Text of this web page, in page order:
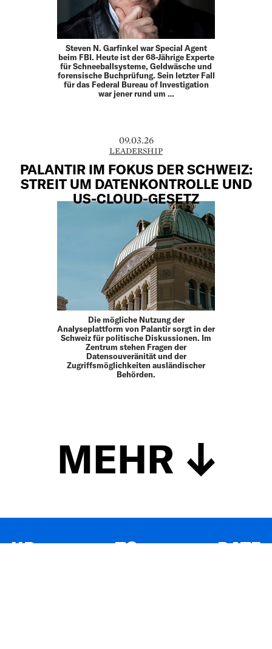
Steven N. Garfinkel war Special Agent
beim FBI. Heute ist der 68-Jährige Experte
für Schneeballsysteme, Geldwäsche und
forensische Buchprüfung. Sein letzter Fall
für das Federal Bureau of Investigation
war jener rund um …
09.03.26
LEADERSHIP
PALANTIR IM FOKUS DER SCHWEIZ:
STREIT UM DATENKONTROLLE UND
US-CLOUD-GESETZ
Die mögliche Nutzung der
Analyseplattform von Palantir sorgt in der
Schweiz für politische Diskussionen. Im
Zentrum stehen Fragen der
Datensouveränität und der
Zugriffsmöglichkeiten ausländischer
Behörden.
MEHR
UP TO DATE